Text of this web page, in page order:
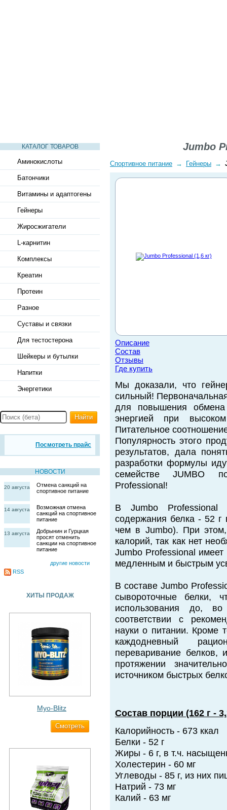
КАТАЛОГ ТОВАРОВ
Аминокислоты
Батончики
Витамины и адаптогены
Гейнеры
Жиросжигатели
L-карнитин
Комплексы
Креатин
Протеин
Разное
Суставы и связки
Для тестостерона
Шейкеры и бутылки
Напитки
Энергетики
Найти
Посмотреть прайс
НОВОСТИ
20 августа
Отмена санкций на
спортивное питание
14 августа
Возможная отмена
санкций на спортивное
питание
13 августа
Добрынин и Гурцкая
просят отменить
санкции на спортивное
питание
другие новости
RSS
ХИТЫ ПРОДАЖ
Myo-Blitz
Cмотреть
Jumbo
Спортивное питание → Гейнеры →
Описание
Состав
Отзывы
Где купить
Мы доказали, что
сильный!
для повышения
энергией при
Питательное
Популярность этого
результатов, дала
разработки формулы
семействе JUMBO
Professional!
В Jumbo Professional
содержания белка - 52 г
чем в Jumbo). При
калорий, так как нет
Jumbo Professional
медленным и быстрым
В составе Jumbo
сывороточные белки,
использования до,
соответствии с
науки о питании. Кроме
каждодневный
переваривание белков,
протяжении
источником быстрых
Состав порции (162 г -
Калорийность - 673 ккал
Белки - 52 г
Жиры - 6 г, в т.ч.
Холестерин - 60 мг
Углеводы - 85 г, из них
Натрий - 73 мг
Калий - 63 мг